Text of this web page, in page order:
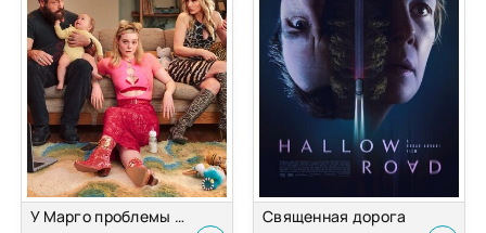
У Марго проблемы с деньгами Священная дорога